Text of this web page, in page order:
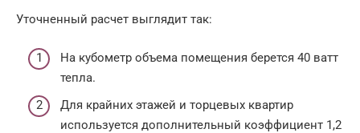
Уточненный расчет выглядит так:
На кубометр объема помещения берется 40 ватт
тепла.
Для крайних этажей и торцевых квартир
используется дополнительный коэффициент 1,2